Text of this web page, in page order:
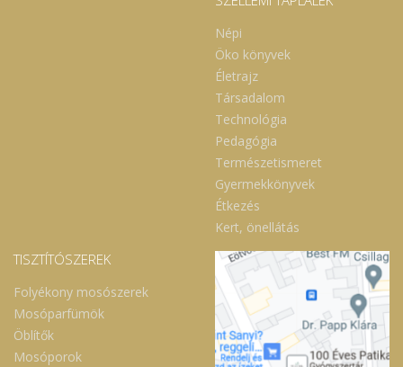
Népi
Öko könyvek
Életrajz
Társadalom
Technológia
Pedagógia
Természetismeret
Gyermekkönyvek
Étkezés
Kert, önellátás
TISZTÍTÓSZEREK
Folyékony mosószerek
Mosóparfümök
Öblítők
Mosóporok